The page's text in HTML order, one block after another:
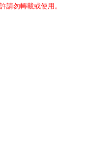
請勿轉載或使用。